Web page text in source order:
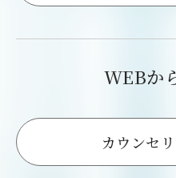
WEBか
カウンセ